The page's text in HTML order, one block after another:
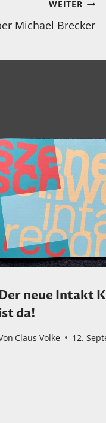
WEITER
Michael Brecker
neue Intakt
da!
Claus Volke 12.